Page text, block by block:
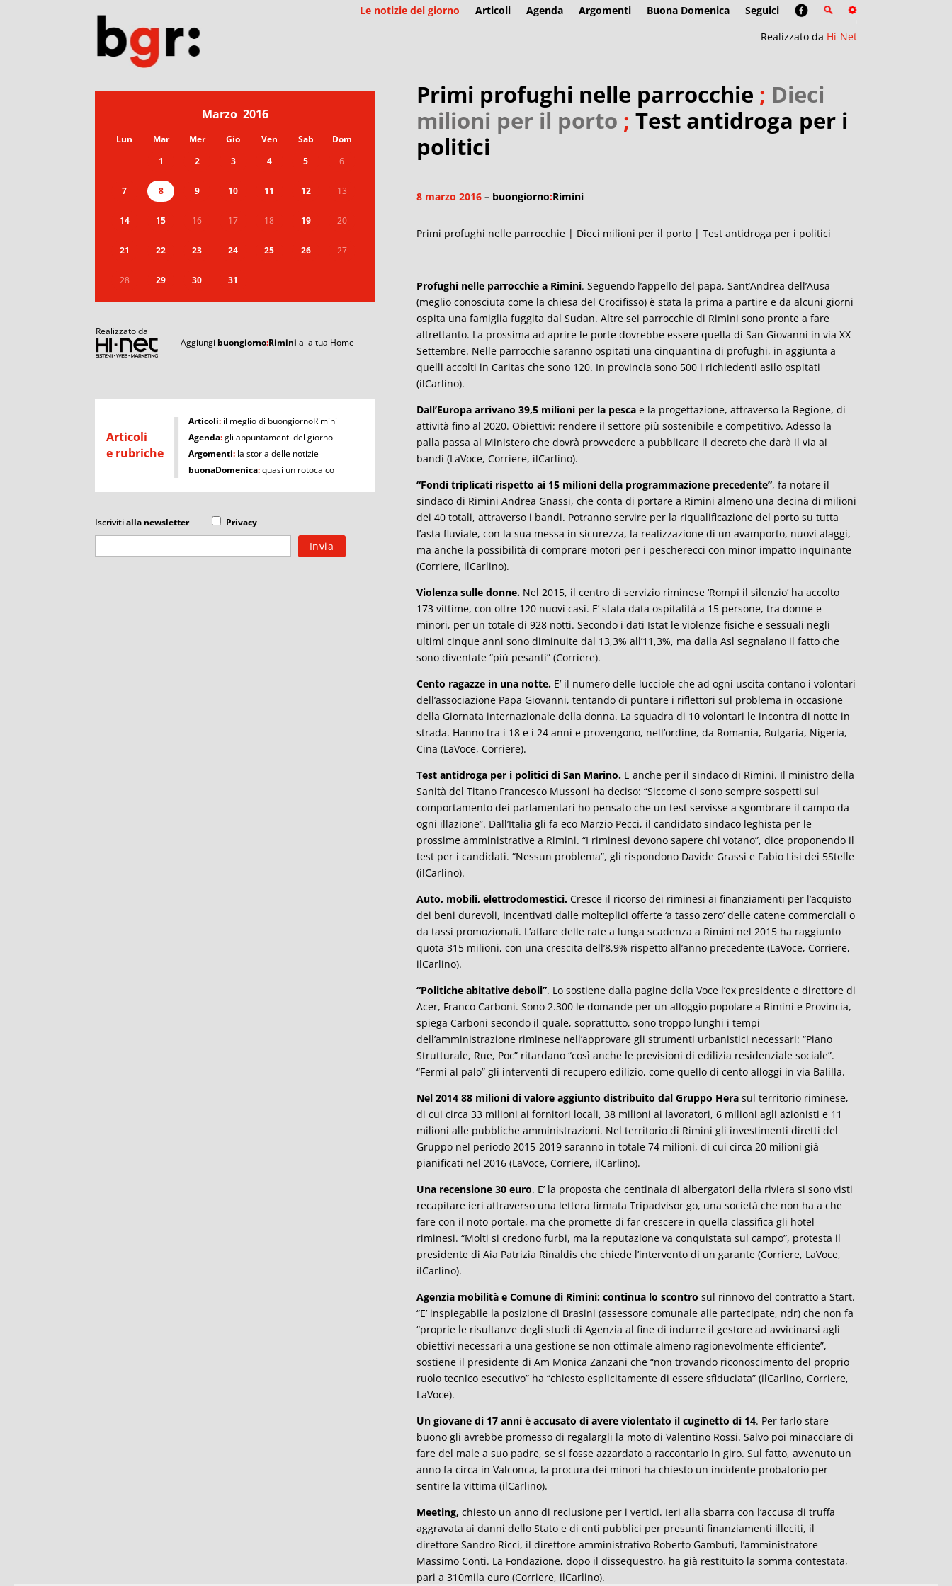
Le notizie del giorno Articoli Agenda Argomenti Buona Domenica
Seguici
Realizzato da Hi-Net
Marzo 2016
Lun Mar Mer Gio Ven Sab
Dom
1
2 3 4 5 6
7 8 9 10 11 12 13
14 15 16 17 18 19 20
21 22 23 24 25 26 27
28 29 30 31
Realizzato da
Aggiungi buongiorno:Riminialla tua Home
Articoli
e rubriche
I Articoli: il meglio di buongiornoRimini
Agenda:gli appuntamenti del giorno
Argomenti: la storia delle notizie
buonaDomenica:quasi un rotocalco
Iscrivitialla newsletter Privacy
Primi profughi nelle parrocchie ; Dieci
milioni per il porto ;Test antidroga per i
politici
8 marzo 2016 – buongiorno:Rimini
Primi profughi nelle parrocchie | Dieci milioni per il porto | Test antidroga per i politici
Profughi nelle parrocchie a Rimini. Seguendo l’appello del papa, Sant’Andrea dell’Ausa
(meglio conosciuta come la chiesa del Crocifisso) è stata la prima a partire e da alcuni giorni
ospita una famiglia fuggita dal Sudan. Altre sei parrocchie di Rimini sono pronte a fare
altrettanto. La prossima ad aprire le porte dovrebbe essere quella di San Giovanni in via XX
Settembre. Nelle parrocchie saranno ospitati una cinquantina di profughi, in aggiunta a
quelli accolti in Caritas che sono 120. In provincia sono 500 i richiedenti asilo ospitati
(ilCarlino).
Dall’Europa arrivano 39,5 milioni per la pesca e la progettazione, attraverso la Regione, di
attività fino al 2020. Obiettivi: rendere il settore più sostenibile e competitivo. Adesso la
palla passa al Ministero che dovrà provvedere a pubblicare il decreto che darà il via ai
bandi (LaVoce, Corriere, ilCarlino).
“Fondi triplicati rispetto ai 15 milioni della programmazione precedente”, fa notare il
sindaco di Rimini Andrea Gnassi, che conta di portare a Rimini almeno una decina di milioni
dei 40 totali, attraverso i bandi. Potranno servire per la riqualificazione del porto su tutta
l’asta fluviale, con la sua messa in sicurezza, la realizzazione di un avamporto, nuovi alaggi,
ma anche la possibilità di comprare motori per i pescherecci con minor impatto inquinante
(Corriere, ilCarlino).
Violenza sulle donne. Nel 2015, il centro di servizio riminese ‘Rompi il silenzio’ ha accolto
173 vittime, con oltre 120 nuovi casi. E’ stata data ospitalità a 15 persone, tra donne e
minori, per un totale di 928 notti. Secondo i dati Istat le violenze fisiche e sessuali negli
ultimi cinque anni sono diminuite dal 13,3% all’11,3%, ma dalla Asl segnalano il fatto che
sono diventate “più pesanti” (Corriere).
Cento ragazze in una notte. E’ il numero delle lucciole che ad ogni uscita contano i volontari
dell’associazione Papa Giovanni, tentando di puntare i riflettori sul problema in occasione
della Giornata internazionale della donna. La squadra di 10 volontari le incontra di notte in
strada. Hanno tra i 18 e i 24 anni e provengono, nell’ordine, da Romania, Bulgaria, Nigeria,
Cina (LaVoce, Corriere).
Test antidroga per i politici di San Marino. E anche per il sindaco di Rimini. Il ministro della
Sanità del Titano Francesco Mussoni ha deciso: “Siccome ci sono sempre sospetti sul
comportamento dei parlamentari ho pensato che un test servisse a sgombrare il campo da
ogni illazione”. Dall’Italia gli fa eco Marzio Pecci, il candidato sindaco leghista per le
prossime amministrative a Rimini. “I riminesi devono sapere chi votano”, dice proponendo il
test per i candidati. “Nessun problema”, gli rispondono Davide Grassi e Fabio Lisi dei 5Stelle
(ilCarlino).
Auto, mobili, elettrodomestici. Cresce il ricorso dei riminesi ai finanziamenti per l’acquisto
dei beni durevoli, incentivati dalle molteplici offerte ‘a tasso zero’ delle catene commerciali o
da tassi promozionali. L’affare delle rate a lunga scadenza a Rimini nel 2015 ha raggiunto
quota 315 milioni, con una crescita dell’8,9% rispetto all’anno precedente (LaVoce, Corriere,
ilCarlino).
“Politiche abitative deboli”. Lo sostiene dalla pagine della Voce l’ex presidente e direttore di
Acer, Franco Carboni. Sono 2.300 le domande per un alloggio popolare a Rimini e Provincia,
spiega Carboni secondo il quale, soprattutto, sono troppo lunghi i tempi
dell’amministrazione riminese nell’approvare gli strumenti urbanistici necessari: “Piano
Strutturale, Rue, Poc” ritardano “così anche le previsioni di edilizia residenziale sociale”.
“Fermi al palo” gli interventi di recupero edilizio, come quello di cento alloggi in via Balilla.
Nel 2014 88 milioni di valore aggiunto distribuito dal Gruppo Hera sul territorio riminese,
di cui circa 33 milioni ai fornitori locali, 38 milioni ai lavoratori, 6 milioni agli azionisti e 11
milioni alle pubbliche amministrazioni. Nel territorio di Rimini gli investimenti diretti del
Gruppo nel periodo 2015-2019 saranno in totale 74 milioni, di cui circa 20 milioni già
pianificati nel 2016 (LaVoce, Corriere, ilCarlino).
Una recensione 30 euro. E’ la proposta che centinaia di albergatori della riviera si sono visti
recapitare ieri attraverso una lettera firmata Tripadvisor go, una società che non ha a che
fare con il noto portale, ma che promette di far crescere in quella classifica gli hotel
riminesi. “Molti si credono furbi, ma la reputazione va conquistata sul campo”, protesta il
presidente di Aia Patrizia Rinaldis che chiede l’intervento di un garante (Corriere, LaVoce,
ilCarlino).
Agenzia mobilità e Comune di Rimini: continua lo scontro sul rinnovo del contratto a Start.
“E’ inspiegabile la posizione di Brasini (assessore comunale alle partecipate, ndr) che non fa
“proprie le risultanze degli studi di Agenzia al fine di indurre il gestore ad avvicinarsi agli
obiettivi necessari a una gestione se non ottimale almeno ragionevolmente efficiente”,
sostiene il presidente di Am Monica Zanzani che “non trovando riconoscimento del proprio
ruolo tecnico esecutivo” ha “chiesto esplicitamente di essere sfiduciata” (ilCarlino, Corriere,
LaVoce).
Un giovane di 17 anni è accusato di avere violentato il cuginetto di 14. Per farlo stare
buono gli avrebbe promesso di regalargli la moto di Valentino Rossi. Salvo poi minacciare di
fare del male a suo padre, se si fosse azzardato a raccontarlo in giro. Sul fatto, avvenuto un
anno fa circa in Valconca, la procura dei minori ha chiesto un incidente probatorio per
sentire la vittima (ilCarlino).
Meeting, chiesto un anno di reclusione per i vertici. Ieri alla sbarra con l’accusa di truffa
aggravata ai danni dello Stato e di enti pubblici per presunti finanziamenti illeciti, il
direttore Sandro Ricci, il direttore amministrativo Roberto Gambuti, l’amministratore
Massimo Conti. La Fondazione, dopo il dissequestro, ha già restituito la somma contestata,
pari a 310mila euro (Corriere, ilCarlino).